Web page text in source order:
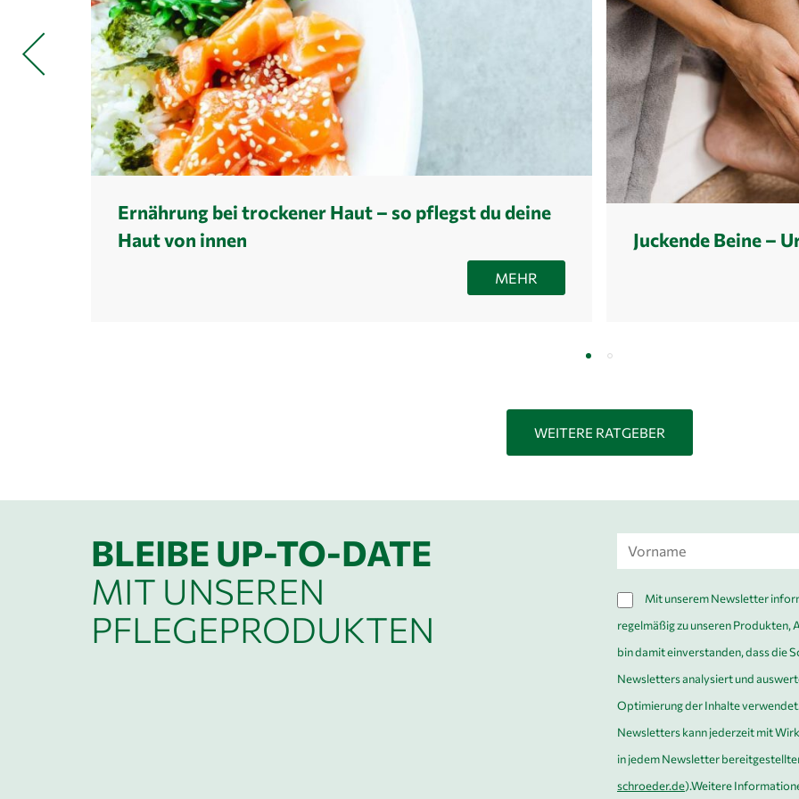
Ernährung bei trockener Haut – so pflegst du deine
Haut von innen
Die richtige Ernährung kann trockene Haut wieder zum Strahlen bringen.
Erfahre in diesem Beitrag, welche Nährstoffe und Lebensmittel dir dabei helfen,
MEHR
Juckende Beine –
Juckende Beine? Wir
WEITERE RATGEBER
BLEIBE UP-TO-DATE
MIT UNSEREN
PFLEGEPRODUKTEN
Vorname
*
DSGVO
*
Mit unserem Newsletter
regelmäßig zu unseren Produkten,
bin damit einverstanden, dass die
Newsletters analysiert und
Optimierung der Inhalte
Newsletters kann jederzeit mit
in jedem Newsletter
schroeder.de).Weitere